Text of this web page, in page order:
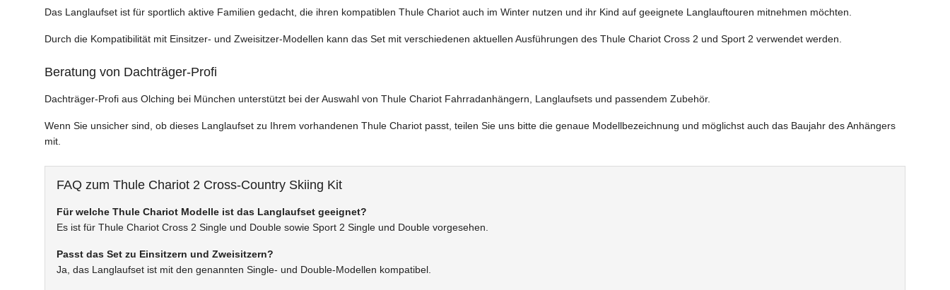
Das Langlaufset ist für sportlich aktive Familien gedacht, die ihren kompatiblen Thule Chariot auch im Winter nutzen und ihr Kind auf geeignete Langlauftouren mitnehmen möchten.
Durch die Kompatibilität mit Einsitzer- und Zweisitzer-Modellen kann das Set mit verschiedenen aktuellen Ausführungen des Thule Chariot Cross 2 und Sport 2 verwendet werden.
Beratung von Dachträger-Profi
Dachträger-Profi aus Olching bei München unterstützt bei der Auswahl von Thule Chariot Fahrradanhängern, Langlaufsets und passendem Zubehör.
Wenn Sie unsicher sind, ob dieses Langlaufset zu Ihrem vorhandenen Thule Chariot passt, teilen Sie uns bitte die genaue Modellbezeichnung und möglichst auch das Baujahr des Anhängers
mit.
FAQ zum Thule Chariot 2 Cross-Country Skiing Kit
Für welche Thule Chariot Modelle ist das Langlaufset geeignet?
Es ist für Thule Chariot Cross 2 Single und Double sowie Sport 2 Single und Double vorgesehen.
Passt das Set zu Einsitzern und Zweisitzern?
Ja, das Langlaufset ist mit den genannten Single- und Double-Modellen kompatibel.